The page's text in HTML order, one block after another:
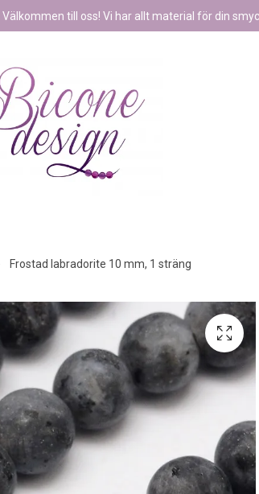
Välkommen till oss! Vi har allt material för din
Frostad labradorite 10 mm, 1 sträng